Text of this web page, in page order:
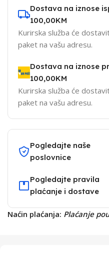
Dostava na iznose
100,00KM
Kurirska služba će
paket na vašu adresu.
Dostava na iznose
100,00KM
Kurirska služba će
paket na vašu adresu.
Pogledajte naše
poslovnice
Pogledajte pravila
plaćanje i dostave
Naćin plaćanja: Plaćanje